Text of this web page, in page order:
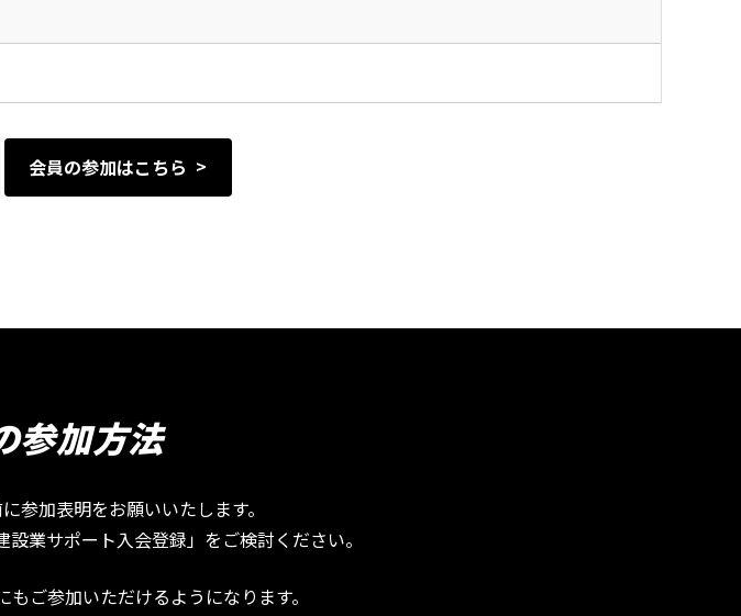
会員の参加はこちら
参加方法
参加表明をお願いいたします。
業サポート入会登録」をご検討ください。
ご参加いただけるようになります。